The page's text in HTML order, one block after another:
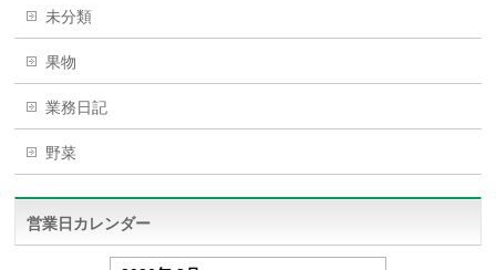
未分類
果物
業務日記
野菜
営業日カレンダー